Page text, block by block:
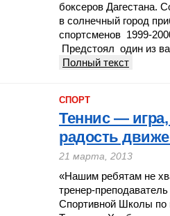
боксеров Дагестана.
в солнечный город
спортсменов 1999-
Предстоял один из
Полный текст
СПОРТ
Теннис —
радость
21 марта, 2013
«Нашим ребятам не
тренер-
Спортивной Школы по